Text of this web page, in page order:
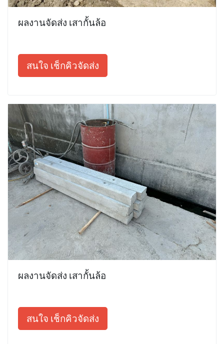
ผลงานจัดส่ง เสากั้นล้อ
สนใจ เช็กคิวจัดส่ง
ผลงานจัดส่ง เสากั้นล้อ
สนใจ เช็กคิวจัดส่ง